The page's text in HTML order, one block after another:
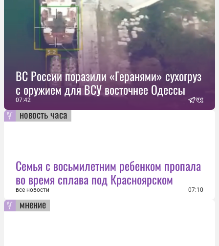
ВС России поразили «Геранями» сухогруз
с оружием для ВСУ восточнее Одессы
07:42
новость часа
Семья с восьмилетним ребенком пропала
во время сплава под Красноярском
все новости 07:10
мнение